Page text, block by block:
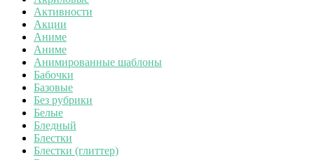
Активности
Акции
Аниме
Аниме
Анимированные шаблоны
Бабочки
Базовые
Без рубрики
Белые
Бледный
Блестки
Блестки (глиттер)